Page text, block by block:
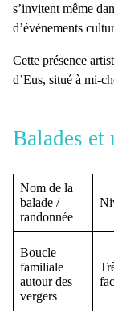
s’invitent même
d’événements
Cette présence
d’Eus, situé à mi-
Balades et
Nom de la
balade /
randonnée
Boucle
familiale
autour des
vergers